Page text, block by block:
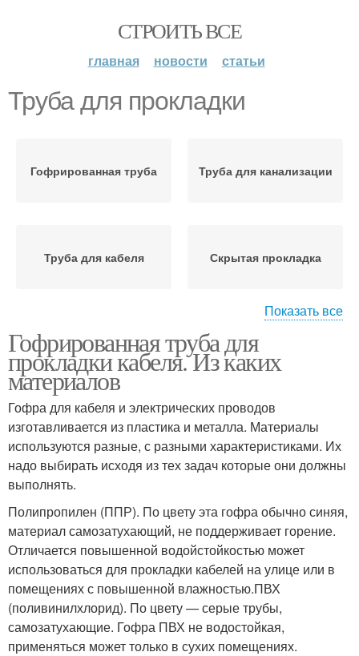
СТРОИТЬ ВСЕ
главная новости статьи
Труба для прокладки
Гофрированная труба Труба для канализации
Труба для кабеля Скрытая прокладка
Открытая прокладка Подземная прокладка
Кабели для подземной
прокладки
Кабель для прокладки
Трубы для прокладки Гофр для прокладки
Кабель в трубе
Трубы для
электропроводки
Показать все
Гофрированная труба для
прокладки кабеля. Из каких
материалов
Гофра для кабеля и электрических проводов
изготавливается из пластика и металла. Материалы
используются разные, с разными характеристиками. Их
надо выбирать исходя из тех задач которые они должны
выполнять.
Полипропилен (ППР). По цвету эта гофра обычно синяя,
материал самозатухающий, не поддерживает горение.
Отличается повышенной водойстойкостью может
использоваться для прокладки кабелей на улице или в
помещениях с повышенной влажностью.ПВХ
(поливинилхлорид). По цвету — серые трубы,
самозатухающие. Гофра ПВХ не водостойкая,
применяться может только в сухих помещениях.